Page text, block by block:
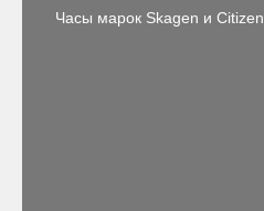
Часы марок Skagen и Citizen